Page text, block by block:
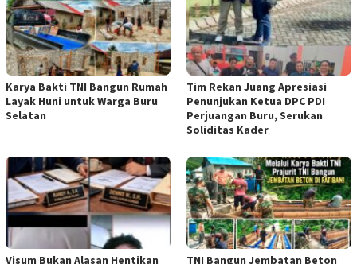
Karya Bakti TNI Bangun Rumah
Layak Huni untuk Warga Buru
Selatan
Tim Rekan Juang Apresiasi
Penunjukan Ketua DPC PDI
Perjuangan Buru, Serukan
Soliditas Kader
Visum Bukan Alasan Hentikan
TNI Bangun Jembatan Beton